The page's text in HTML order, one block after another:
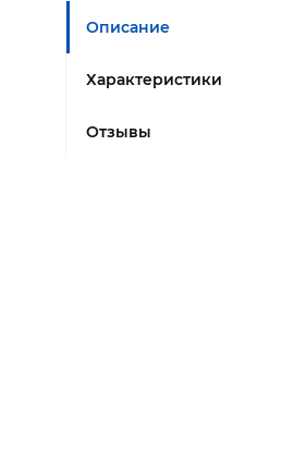
Описание
Характеристики
Отзывы